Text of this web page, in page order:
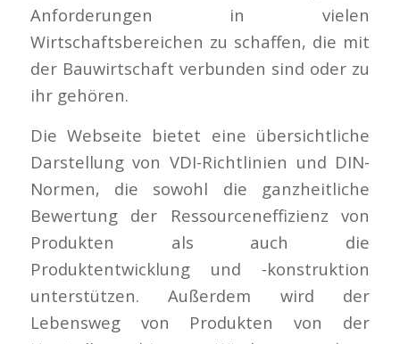
Anforderungen in vielen
Wirtschaftsbereichen zu schaffen, die mit
der Bauwirtschaft verbunden sind oder zu
ihr gehören.
Die Webseite bietet eine übersichtliche
Darstellung von VDI-Richtlinien und DIN-
Normen, die sowohl die ganzheitliche
Bewertung der Ressourceneffizienz von
Produkten als auch die
Produktentwicklung und -konstruktion
unterstützen. Außerdem wird der
Lebensweg von Produkten von der